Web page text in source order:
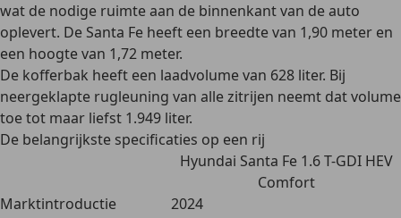
wat de nodige ruimte aan de binnenkant van de auto
oplevert. De Santa Fe heeft een breedtevan 1,90 meter en
een hoogtevan 1,72 meter.
De kofferbak heeft een laadvolume van 628 liter. Bij
neergeklapte rugleuning van alle zitrijen neemt dat volume
toe tot maar liefst 1.949 liter.
De belangrijkste specificaties op een rij
Hyundai Santa Fe 1.6 T-GDI HEV
Comfort
Marktintroductie
2024